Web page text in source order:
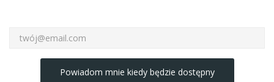
Powiadom mnie kiedy będzie dostępny